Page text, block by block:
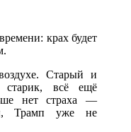
крах будет
Старый и
всё ещё
нет страха —
Трамп уже не